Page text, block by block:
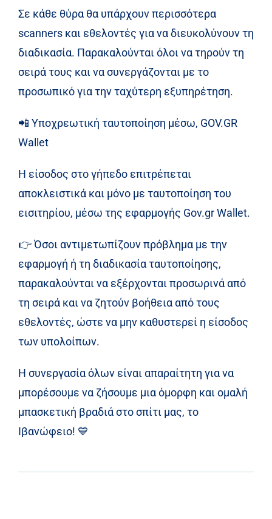
Σε κάθε θύρα θα υπάρχουν περισσότερα
scanners και εθελοντές για να διευκολύνουν τη
διαδικασία. Παρακαλούνται όλοι να τηρούν τη
σειρά τους και να συνεργάζονται με το
προσωπικό για την ταχύτερη εξυπηρέτηση.
📲 Υποχρεωτική ταυτοποίηση μέσω, GOV.GR
Wallet
Η είσοδος στο γήπεδο επιτρέπεται
αποκλειστικά και μόνο με ταυτοποίηση του
εισιτηρίου, μέσω της εφαρμογής Gov.gr Wallet.
👉Όσοι αντιμετωπίζουν πρόβλημα με την
εφαρμογή ή τη διαδικασία ταυτοποίησης,
παρακαλούνται να εξέρχονται προσωρινά από
τη σειρά και να ζητούν βοήθεια από τους
εθελοντές, ώστε να μην καθυστερεί η είσοδος
των υπολοίπων.
Η συνεργασία όλων είναι απαραίτητη για να
μπορέσουμε να ζήσουμε μια όμορφη και ομαλή
μπασκετική βραδιά στο σπίτι μας, το
Ιβανώφειο! 💙